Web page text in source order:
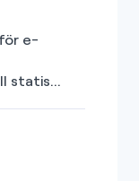
e-
statis...